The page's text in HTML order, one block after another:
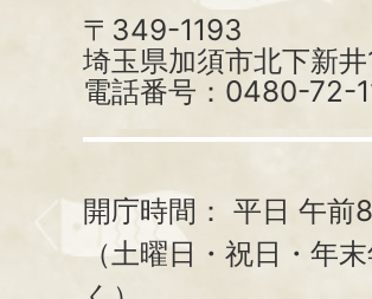
〒349-1193
埼玉県加須市北下新
電話番号：0480-72-
開庁時間： 平日 午前
（土曜日・祝日・年